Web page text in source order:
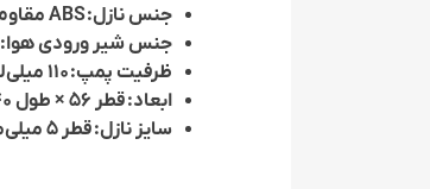
جنس نازل:ABS مقاوم
جنس شیر ورودی هوا:
ظرفیت پمپ:۱۱۰ میلی‌لیتر
ابعاد:قطر ۵۶ × طول ۱۴۰ میلی‌متر
سایز نازل:قطر ۵ میلی‌متر × طول ۳۰ میلی‌متر